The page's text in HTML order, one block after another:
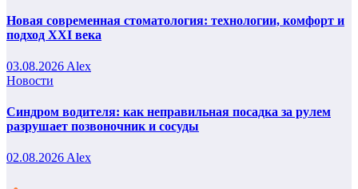
Новая современная стоматология: технологии, комфорт и
подход XXI века
03.08.2026 Alex
Новости
Синдром водителя: как неправильная посадка за рулем
разрушает позвоночник и сосуды
02.08.2026Alex